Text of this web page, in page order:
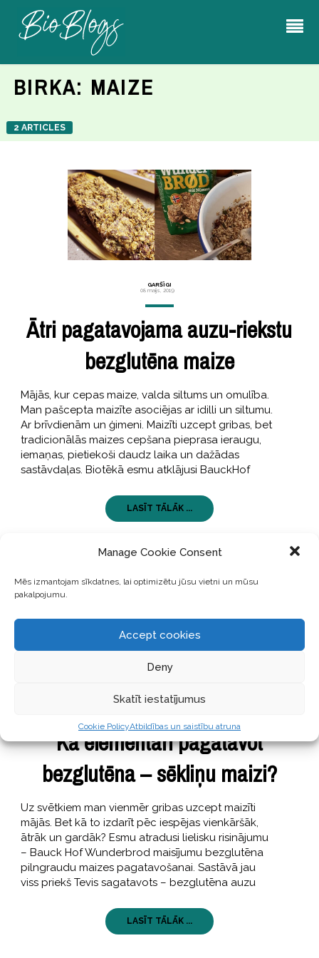
Manage Cookie Consent
Mēs izmantojam sīkdatnes, lai optimizētu jūsu vietni un mūsu
pakalpojumu.
Accept cookies
Deny
Skatīt iestatījumus
Cookie PolicyAtbildības un saistību atruna
BIRKA: MAIZE
2 ARTICLES
GARŠĪGI
08 maijs, 2019
Ātri pagatavojama auzu-riekstu
bezglutēna maize
Mājās, kur cepas maize, valda siltums un omulība.
Man pašcepta maizīte asociējas ar idilli un siltumu.
Ar brīvdienām un ģimeni. Maizīti uzcept gribas, bet
tradicionālās maizes cepšana pieprasa ieraugu,
iemaņas, pietiekoši daudz laika un dažādas
sastāvdaļas. Biotēkā esmu atklājusi BauckHof
LASĪT TĀLĀK ...
GARŠĪGI
20 Decembris, 2017
Kā elementāri pagatavot
bezglutēna – sēkliņu maizi?
Uz svētkiem man vienmēr gribas uzcept maizīti
mājās. Bet kā to izdarīt pēc iespējas vienkāršāk,
ātrāk un gardāk? Esmu atradusi lielisku risinājumu
– Bauck Hof Wunderbrod maisījumu bezglutēna
pilngraudu maizes pagatavošanai. Sastāvā jau
viss priekš Tevis sagatavots – bezglutēna auzu
LASĪT TĀLĀK ...